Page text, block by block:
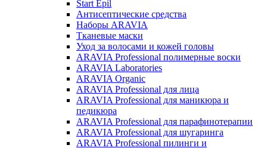
Start Epil
Антисептические средства
Наборы ARAVIA
Тканевые маски
Уход за волосами и кожей головы
ARAVIA Professional полимерные воски
ARAVIA Laboratories
ARAVIA Organic
ARAVIA Professional для лица
ARAVIA Professional для маникюра и
педикюра
ARAVIA Professional для парафинотерапии
ARAVIA Professional для шугаринга
ARAVIA Professional пилинги и